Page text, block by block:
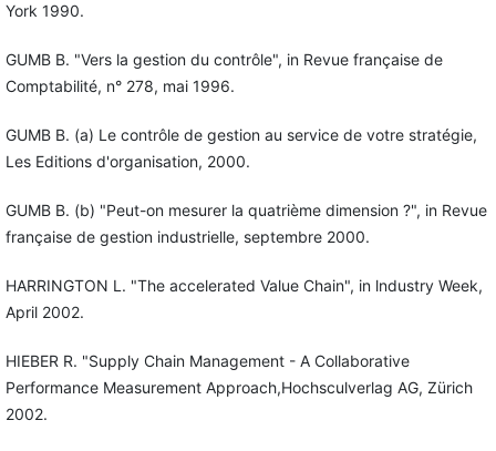
York 1990.
GUMB B. "Vers la gestion du contrôle", in Revue française de
Comptabilité, n° 278, mai 1996.
GUMB B. (a) Le contrôle de gestion au service de votre stratégie,
Les Editions d'organisation, 2000.
GUMB B. (b) "Peut-on mesurer la quatrième dimension ?", in Revue
française de gestion industrielle, septembre 2000.
HARRINGTON L. "The accelerated Value Chain", in lndustry Week,
April 2002.
HIEBER R. "Supply Chain Management - A Collaborative
Performance Measurement Approach,Hochsculverlag AG, Zürich
2002.